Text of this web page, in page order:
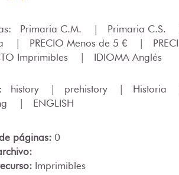
Primaria C.M. Primaria C.S.
PRECIO Menos de 5 €
Imprimibles
IDIOMA Anglés
history prehistory Historia
ENGLISH
páginas: 0
Imprimibles